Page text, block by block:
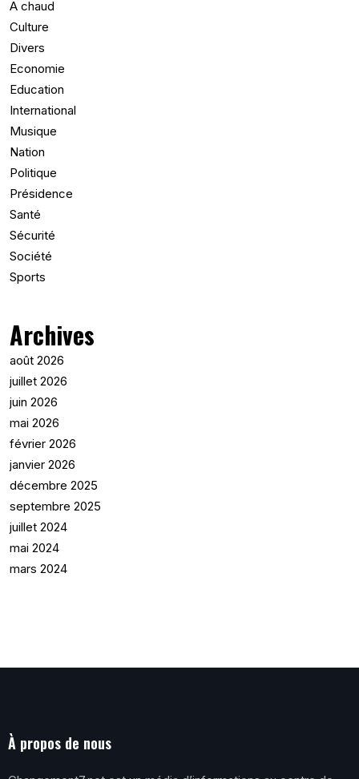
A chaud
Culture
Divers
Economie
Education
International
Musique
Nation
Politique
Présidence
Santé
Sécurité
Société
Sports
Archives
août 2026
juillet 2026
juin 2026
mai 2026
février 2026
janvier 2026
décembre 2025
septembre 2025
juillet 2024
mai 2024
mars 2024
À propos de nous